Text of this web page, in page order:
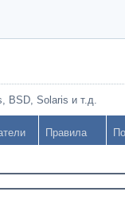
BSD, Solaris и т.д.
Правила